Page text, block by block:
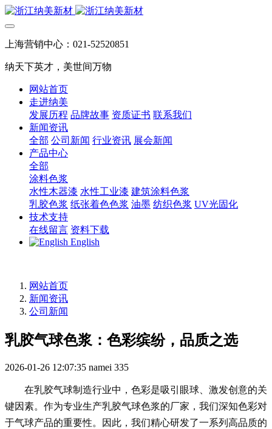
上海营销中心：021-52520851
纳天下英才，美世间万物
网站首页
走进纳美
发展历程 品牌故事 资质证书 联系我们
新闻资讯
全部 公司新闻 行业资讯 展会新闻
产品中心
全部
涂料色浆
水性木器漆 水性工业漆 建筑涂料色浆
乳胶色浆 纸张着色色浆 油墨 纺织色浆 UV光固化
技术支持
在线留言 资料下载
English
网站首页
新闻资讯
公司新闻
乳胶气球色浆：色彩缤纷，品质之选
2026-01-26 12:07:35 namei 335
在乳胶气球制造行业中，色彩是吸引眼球、激发创意的关
键因素。作为专业生产乳胶气球色浆的厂家，我们深知色彩对
于气球产品的重要性。因此，我们精心研发了一系列高品质的